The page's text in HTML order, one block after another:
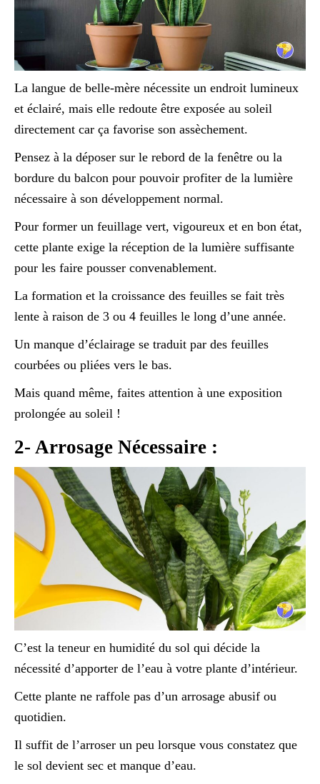
La langue de belle-mère nécessite un endroit lumineux
et éclairé, mais elle redoute être exposée au soleil
directement car ça favorise son assèchement.
Pensez à la déposer sur le rebord de la fenêtre ou la
bordure du balcon pour pouvoir profiter de la lumière
nécessaire à son développement normal.
Pour former un feuillage vert, vigoureux et en bon état,
cette plante exige la réception de la lumière suffisante
pour les faire pousser convenablement.
La formation et la croissance des feuilles se fait très
lente à raison de 3 ou 4 feuilles le long d’une année.
Un manque d’éclairage se traduit par des feuilles
courbées ou pliées vers le bas.
Mais quand même, faites attention à une exposition
prolongée au soleil !
2- Arrosage Nécessaire :
C’est la teneur en humidité du sol qui décide la
nécessité d’apporter de l’eau à votre plante d’intérieur.
Cette plante ne raffole pas d’un arrosage abusif ou
quotidien.
Il suffit de l’arroser un peu lorsque vous constatez que
le sol devient sec et manque d’eau.